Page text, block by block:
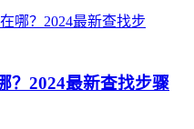
？2024最新查找步骤